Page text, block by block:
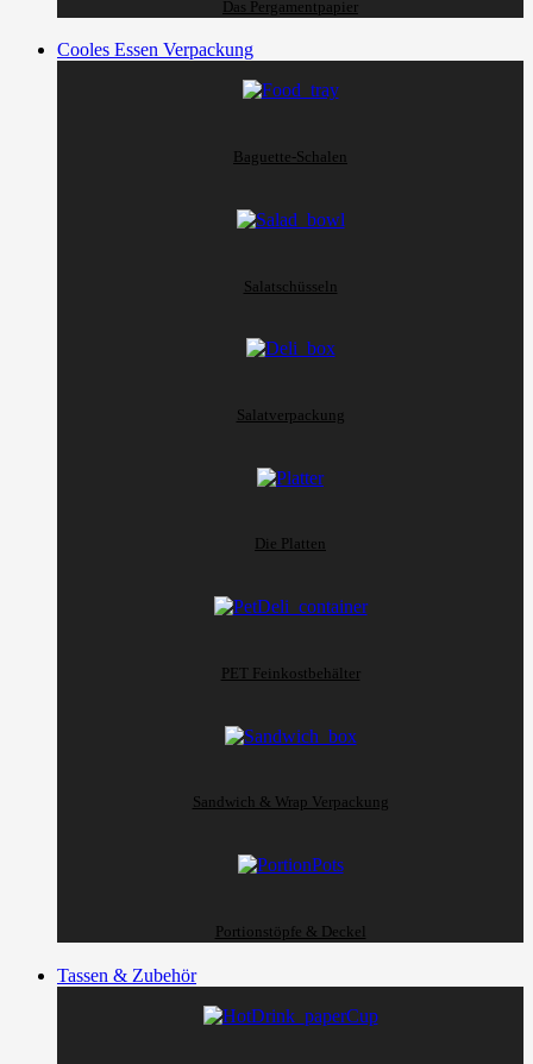
Das Pergamentpapier
Cooles Essen Verpackung
Baguette-Schalen
Salatschüsseln
Salatverpackung
Die Platten
PET Feinkostbehälter
Sandwich & Wrap Verpackung
Portionstöpfe & Deckel
Tassen & Zubehör